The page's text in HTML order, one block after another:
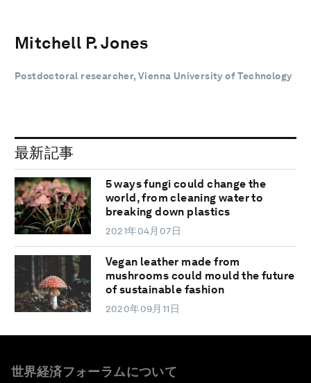
Mitchell P. Jones
Postdoctoral researcher, Vienna University of Technology
最新記事
5 ways fungi could change the
world, from cleaning water to
breaking down plastics
2021年04月07日
Vegan leather made from
mushrooms could mould the future
of sustainable fashion
2020年09月11日
世界経済フォーラムについて